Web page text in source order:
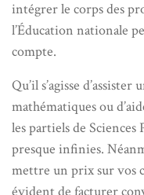
intégrer le corps des
l’Éducation nationale
compte.
Qu’il s’agisse
mathématiques ou
les partiels de
presque infinies.
mettre un prix sur vos